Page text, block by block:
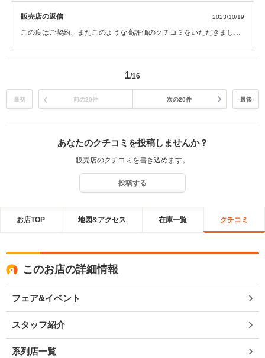
販売店の返信 2023/10/19
この度はご契約、またこのような高評価のクチコミをいただきまして
う、価格以外に、接客にも力を入れております。 また今後のメンテナ
ば幸いです。 何卒宜しくお願い致します。
1/16
最初 前の20件 次の20件 最後
あなたのクチコミを投稿しませんか？
販売店のクチコミを書き込めます。
投稿する
お店TOP 地図&アクセス 在庫一覧 クチコミ
このお店の詳細情報
フェア&イベント
スタッフ紹介
系列店一覧